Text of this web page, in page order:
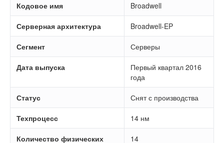
Кодовое имя Broadwell
Серверная архитектура Broadwell-EP
Сегмент Серверы
Дата выпуска
Первый квартал 2016
года
Статус Снят с производства
Техпроцесс 14 нм
Количество физических
14